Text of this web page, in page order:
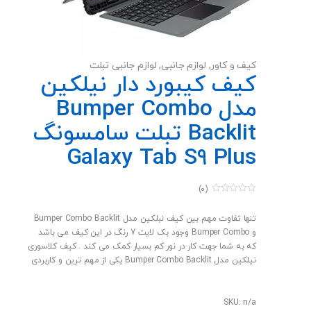
تا بتوانید آنره قفل کنید تا اگر به صورت تصادفی انرا لمس کردید
به مشکلی نخورید.
کیف و کاور, لوازم جانبی, لوازم جانبی تبلت
کیف کیبورد دار نیلکین
مدل Bumper Combo
Backlit تبلت سامسونگ
Galaxy Tab S9 Plus
u
o
f
5
(0)
تنها تفاوت مهم بین کیف نبلکین مدل Bumper Combo Backlit
و Bumper Combo وجود بک لایت 7 رنگ در این کیف می باشد
که به شما جهت کار در نور کم بسیار کمک می کند . کیف کلاسوری
نیلکین مدل Bumper Combo Backlit یکی از مهم ترین و کاربردی
SKU: n/a